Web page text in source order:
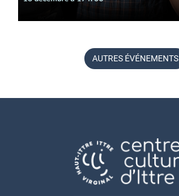
AUTRES ÉVÉNEMENTS